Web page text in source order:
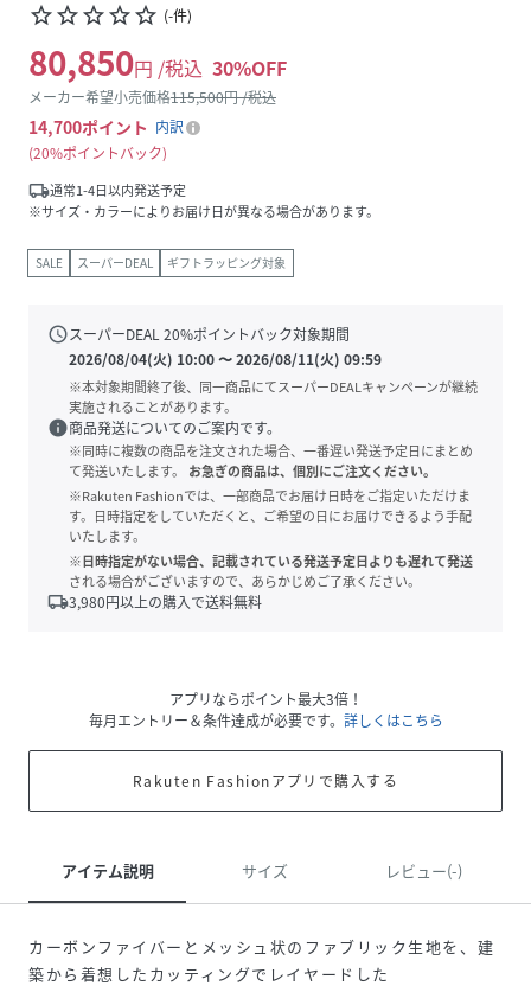
star_borderstar_borderstar_borderstar_borderstar_border (-件)
80,850円 /税込 30%OFF
メーカー希望小売価格115,500円 /税込
14,700ポイント 内訳
20%ポイントバック
local_shipping通常1-4日以内発送予定
※サイズ・カラーによりお届け日が異なる場合があります。
SALE スーパーDEAL ギフトラッピング対象
scheduleスーパーDEAL20%ポイントバック対象期間
2026/08/04(火) 10:00〜2026/08/11(火) 09:59
※本対象期間終了後、同一商品にてスーパーDEALキャンペーンが継続
実施されることがあります。
info商品発送についてのご案内です。
※同時に複数の商品を注文された場合、一番遅い発送予定日にまとめ
て発送いたします。
お急ぎの商品は、個別にご注文ください。
※Rakuten Fashionでは、一部商品でお届け日時をご指定いただけま
す。日時指定をしていただくと、ご希望の日にお届けできるよう手配
いたします。
※日時指定がない場合、記載されている発送予定日よりも遅れて発送
される場合がございますので、あらかじめご了承ください。
local_shipping3,980円以上の購入で送料無料
アプリならポイント最大3倍！
毎月エントリー＆条件達成が必要です。 詳しくはこちら
Rakuten Fashionアプリで購入する
アイテム説明 サイズ レビュー(-)
カーボンファイバーとメッシュ状のファブリック生地を、建
築から着想したカッティングでレイヤードした